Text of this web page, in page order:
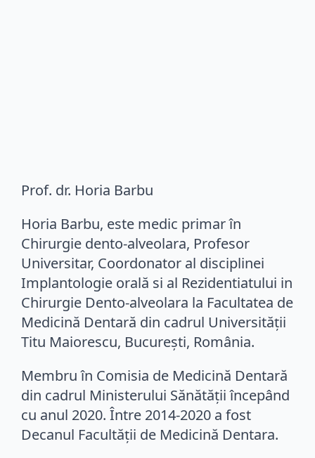
Prof. dr. Horia Barbu
Horia Barbu, este medic primar în
Chirurgie dento-alveolara, Profesor
Universitar, Coordonator al disciplinei
Implantologie orală si al Rezidentiatului in
Chirurgie Dento-alveolara la Facultatea de
Medicină Dentară din cadrul Universității
Titu Maiorescu, București, România.
Membru în Comisia de Medicină Dentară
din cadrul Ministerului Sănătății începând
cu anul 2020. Între 2014-2020 a fost
Decanul Facultății de Medicină Dentara.